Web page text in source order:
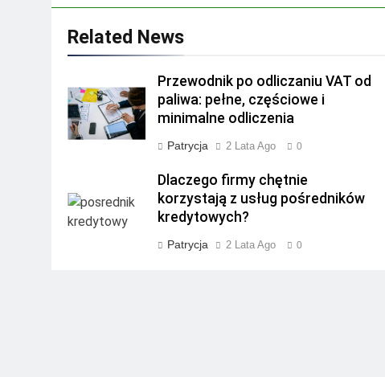
Related News
Przewodnik po odliczaniu VAT od
paliwa: pełne, częściowe i
minimalne odliczenia
Patrycja 2 Lata Ago 0
Dlaczego firmy chętnie
korzystają z usług pośredników
kredytowych?
Patrycja 2 Lata Ago 0